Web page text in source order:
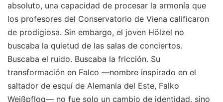
absoluto, una capacidad de procesar la armonía que
los profesores del Conservatorio de Viena calificaron
de prodigiosa. Sin embargo, el joven Hölzel no
buscaba la quietud de las salas de conciertos.
Buscaba el ruido. Buscaba la fricción. Su
transformación en Falco —nombre inspirado en el
saltador de esquí de Alemania del Este, Falko
Weißpflog— no fue solo un cambio de identidad, sino